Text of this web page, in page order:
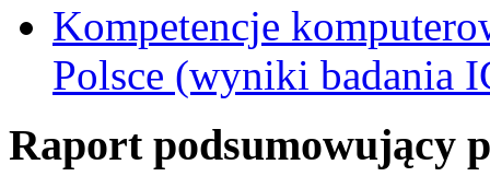
Kompetencje
Polsce (wyniki badania
Raport podsumowujący